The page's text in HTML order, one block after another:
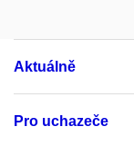
Aktuálně
Pro uchazeče